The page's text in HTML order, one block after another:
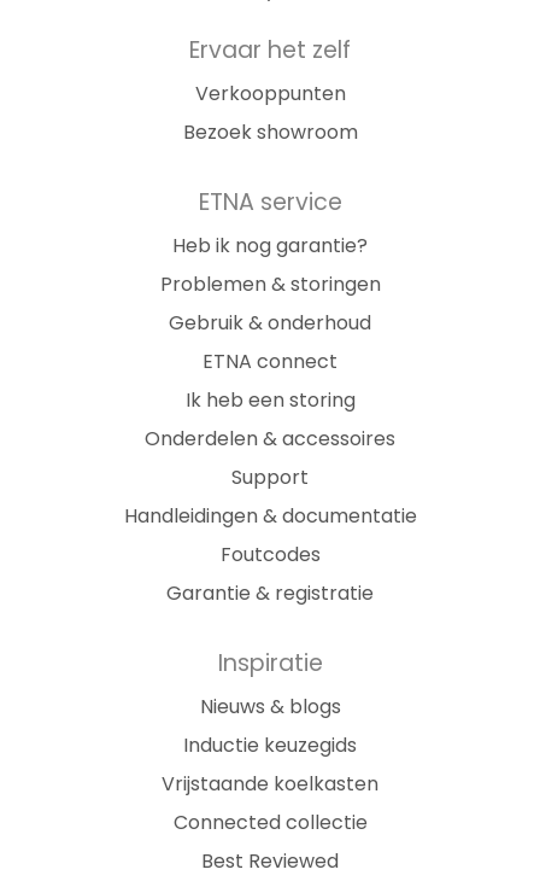
Ervaar het zelf
Verkooppunten
Bezoek showroom
ETNA service
Heb ik nog garantie?
Problemen & storingen
Gebruik & onderhoud
ETNA connect
Ik heb een storing
Onderdelen & accessoires
Support
Handleidingen & documentatie
Foutcodes
Garantie & registratie
Inspiratie
Nieuws & blogs
Inductie keuzegids
Vrijstaande koelkasten
Connected collectie
Best Reviewed